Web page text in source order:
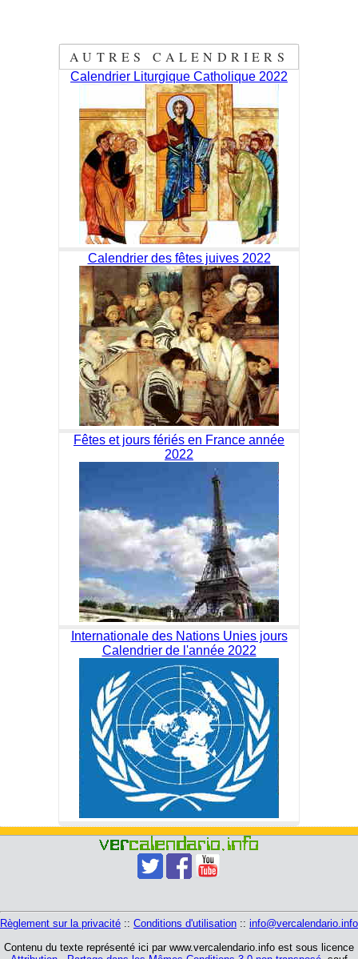
AUTRES CALENDRIERS
Calendrier Liturgique Catholique 2022
Calendrier des fêtes juives 2022
Fêtes et jours fériés en France année
2022
Internationale des Nations Unies jours
Calendrier de l'année 2022
Règlement sur la privacité :: Conditions d'utilisation :: info@vercalendario.info
Contenu du texte représenté ici par www.vercalendario.info est sous licence